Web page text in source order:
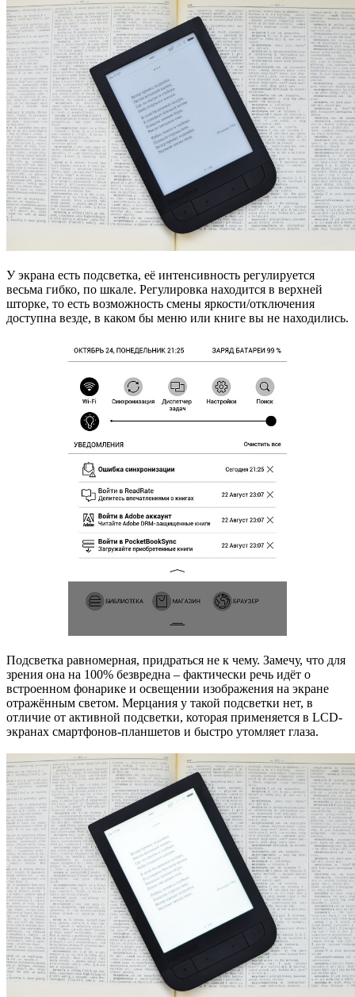
У экрана есть подсветка, её интенсивность регулируется
весьма гибко, по шкале. Регулировка находится в верхней
шторке, то есть возможность смены яркости/отключения
доступна везде, в каком бы меню или книге вы не находились.
Подсветка равномерная, придраться не к чему. Замечу, что для
зрения она на 100% безвредна – фактически речь идёт о
встроенном фонарике и освещении изображения на экране
отражённым светом. Мерцания у такой подсветки нет, в
отличие от активной подсветки, которая применяется в LCD-
экранах смартфонов-планшетов и быстро утомляет глаза.